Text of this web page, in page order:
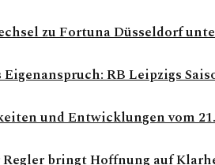
zu Fortuna Düsseldorf
RB Leipzigs
und Entwicklungen vom
Regler bringt Hoffnung auf